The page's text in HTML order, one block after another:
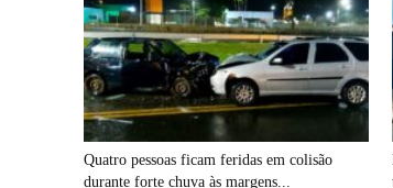
Quatro pessoas ficam feridas em colisão
durante forte chuva às margens...